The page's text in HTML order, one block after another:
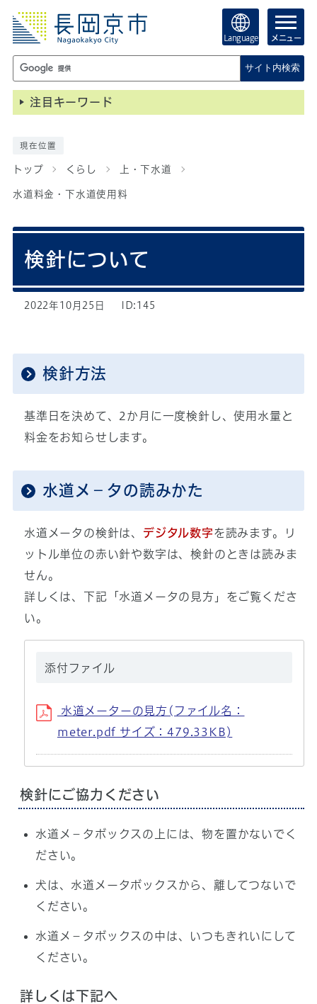
Language メニュー
サイト内検索
注目キーワード
現在位置
トップ くらし 上・下水道
水道料金・下水道使用料
検針について
2022年10月25日 ID:145
検針方法
基準日を決めて、2か月に一度検針し、使用水量と
料金をお知らせします。
水道メ－タの読みかた
水道メータの検針は、 デジタル数字を読みます。リ
ットル単位の赤い針や数字は、検針のときは読みま
せん。
詳しくは、下記「水道メータの見方」をご覧くださ
い。
添付ファイル
水道メーターの見方(ファイル名：
meter.pdf サイズ：479.33KB)
検針にご協力ください
水道メ－タボックスの上には、物を置かないでく
ださい。
犬は、水道メータボックスから、離してつないで
ください。
水道メ－タボックスの中は、いつもきれいにして
ください。
詳しくは下記へ